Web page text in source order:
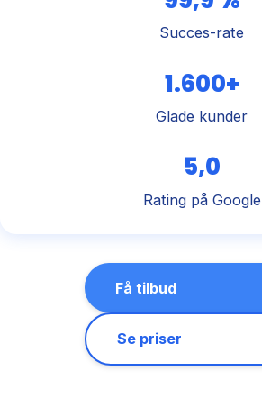
Succes-rate
1.600+
Glade kunder
5,0
Rating på Google
Få tilbud
Se priser